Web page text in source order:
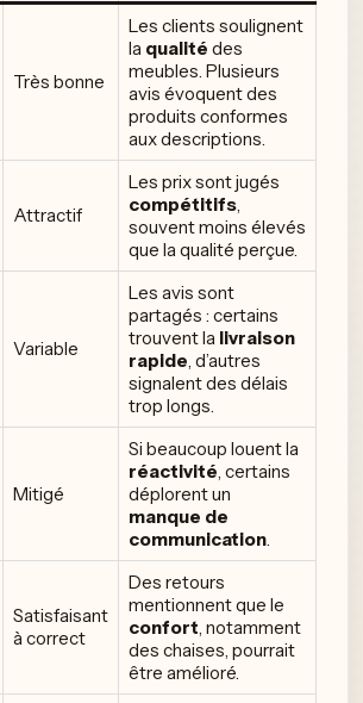
Très bonne
Les clients soulignent
la qualité des
meubles. Plusieurs
avis évoquent des
produits conformes
aux descriptions.
Attractif
Les prix sont jugés
compétitifs,
souvent moins élevés
que la qualité perçue.
Variable
Les avis sont
partagés : certains
trouvent la livraison
rapide, d’autres
signalent des délais
trop longs.
Mitigé
Si beaucoup louent la
réactivité, certains
déplorent un
manque de
communication.
Satisfaisant
à correct
Des retours
mentionnent que le
confort, notamment
des chaises, pourrait
être amélioré.